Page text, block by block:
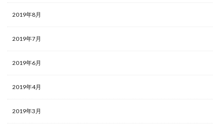
2019年8月
2019年7月
2019年6月
2019年4月
2019年3月